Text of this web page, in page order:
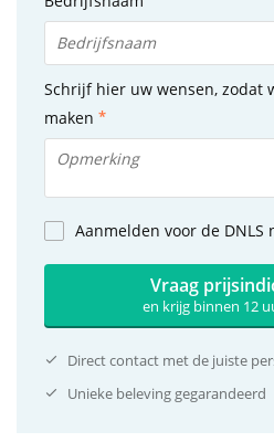
Schrijf hier uw wensen, zodat
maken
Aanmelden voor de DNLS
Vraag
en krijg binnen 12
Direct contact met de juiste
Unieke beleving gegarandeerd